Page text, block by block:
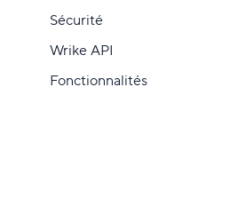
Sécurité
Wrike API
Fonctionnalités